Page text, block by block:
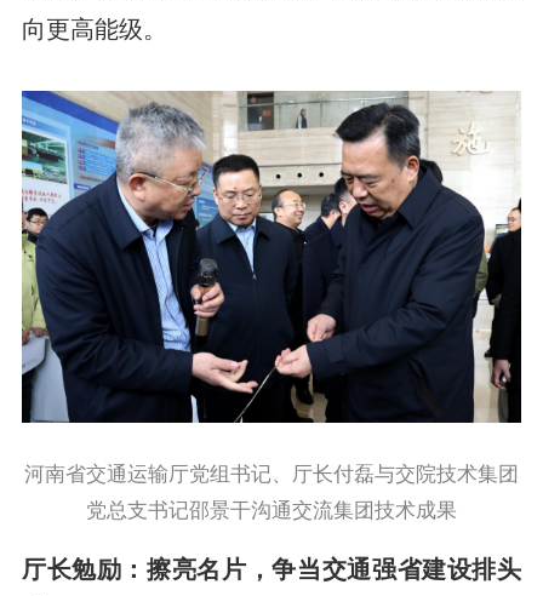
向更高能级。
河南省交通运输厅党组书记、厅长付磊与交院技术集团
党总支书记邵景干沟通交流集团技术成果
厅长勉励：擦亮名片，争当交通强省建设排头